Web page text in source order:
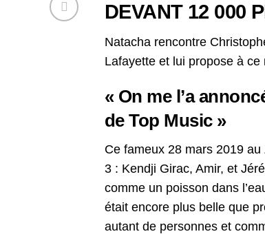
DEVANT 12 000
Natacha rencontre
Lafayette et lui propose à
« On me l’a
de Top Music »
Ce fameux 28 mars 2019
3 : Kendji Girac, Amir, et
comme un poisson dans
était encore plus belle que
autant de personnes et